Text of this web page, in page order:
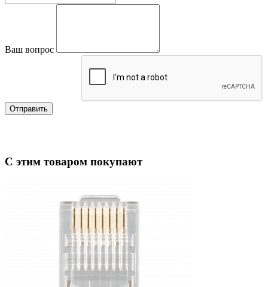
Ваш вопрос
Отправить
С этим товаром покупают